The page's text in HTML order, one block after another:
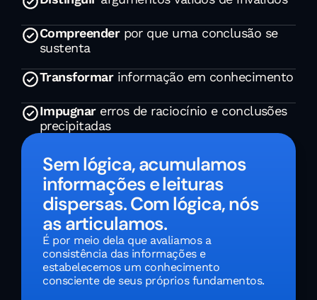
Compreender por que uma conclusão se
sustenta
Transformar informação em conhecimento
Impugnar erros de raciocínio e conclusões
precipitadas
Sem lógica, acumulamos
informações e leituras
dispersas. Com lógica, nós
as articulamos.
É por meio dela que avaliamos a
consistência das informações e
estabelecemos um conhecimento
consciente de seus próprios fundamentos.